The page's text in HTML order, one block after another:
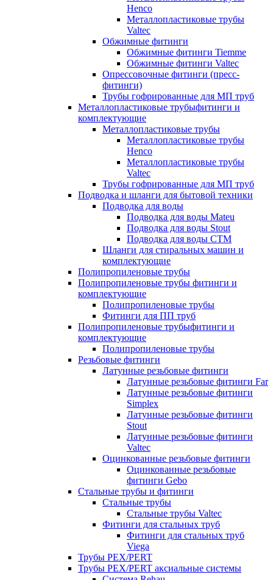
Henco
Металлопластиковые трубы
Valtec
Обжимные фитинги
Обжимные фитинги Tiemme
Обжимные фитинги Valtec
Опрессовочные фитинги (пресс-
фитинги)
Трубы гофрированные для МП труб
Металлопластиковые трубыфитинги и
комплектующие
Металлопластиковые трубы
Металлопластиковые трубы
Henco
Металлопластиковые трубы
Valtec
Трубы гофрированные для МП труб
Подводка и шланги для бытовой техники
Подводка для воды
Подводка для воды Mateu
Подводка для воды Stout
Подводка для воды СТМ
Шланги для стиральных машин и
комплектующие
Полипропиленовые трубы
Полипропиленовые трубы фитинги и
комплектующие
Полипропиленовые трубы
Фитинги для ПП труб
Полипропиленовые трубыфитинги и
комплектующие
Полипропиленовые трубы
Резьбовые фитинги
Латунные резьбовые фитинги
Латунные резьбовые фитинги Far
Латунные резьбовые фитинги
Simplex
Латунные резьбовые фитинги
Stout
Латунные резьбовые фитинги
Valtec
Оцинкованные резьбовые фитинги
Оцинкованные резьбовые
фитинги Gebo
Стальные трубы и фитинги
Стальные трубы
Стальные трубы Valtec
Фитинги для стальных труб
Фитинги для стальных труб
Viega
Трубы PEX/PERT
Трубы PEX/PERT аксиальные системы